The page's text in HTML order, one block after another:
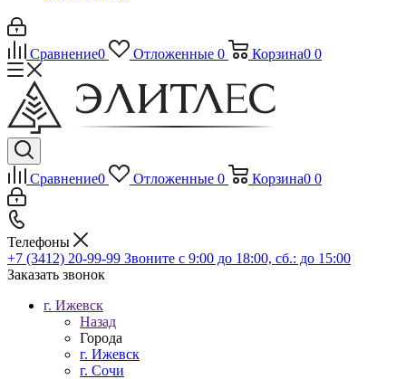
Сравнение0 Отложенные 0 Корзина0 0
Сравнение0 Отложенные 0 Корзина0 0
Телефоны
+7 (3412) 20-99-99 Звоните с 9:00 до 18:00, сб.: до 15:00
Заказать звонок
г. Ижевск
Назад
Города
г. Ижевск
г. Сочи